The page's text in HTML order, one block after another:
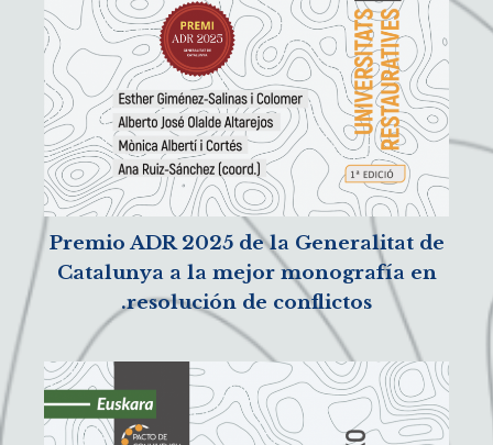
Premio ADR 2025 de la Generalitat de
Catalunya a la mejor monografía en
resolución de conflictos.